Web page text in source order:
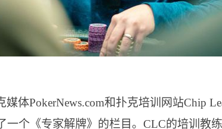
媒体PokerNews.com和扑克培训网站Chip
一个《专家解牌》的栏目。CLC的培训教